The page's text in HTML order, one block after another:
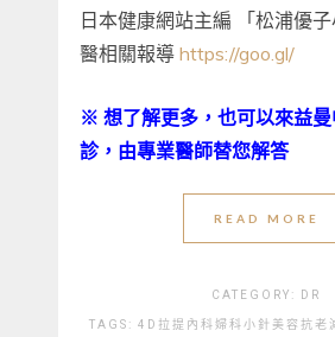
日本健康網站主編 「松浦優
醫相關報導 https://goo.gl/
※ 想了解更多，也可以來益
診，由專業醫師替您解答
READ MORE
CATEGORY: DR
TAGS: 4D拉提 內科婦科 小針美容 抗老